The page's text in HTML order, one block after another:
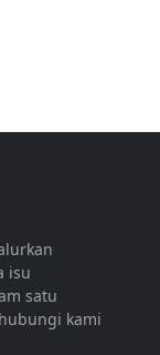
isu
satu
kami